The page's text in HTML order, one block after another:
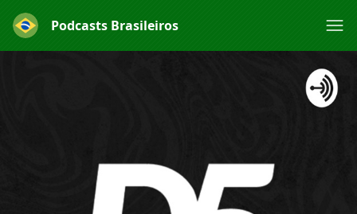
Podcasts Brasileiros